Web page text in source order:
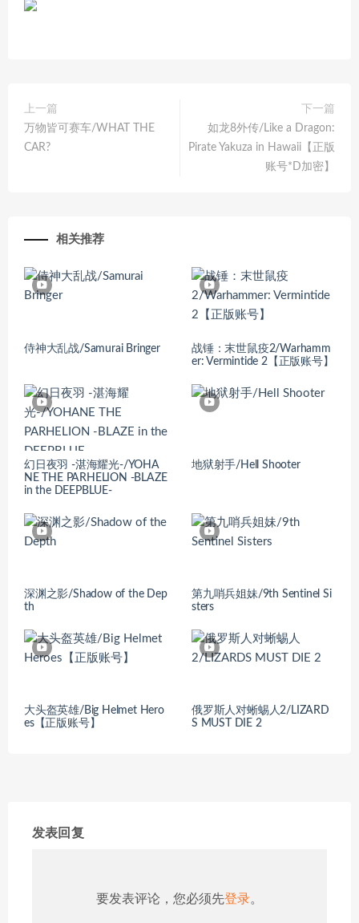
上一篇
万物皆可赛车/WHAT THE
CAR?
下一篇
如龙8外传/Like a Dragon:
Pirate Yakuza in Hawaii【正版
账号*D加密】
相关推荐
侍神大乱战/Samurai Bringer
战锤：末世鼠疫2/Warhamm
er: Vermintide 2【正版账号】
幻日夜羽 -湛海耀光-/YOHA
NE THE PARHELION -BLAZE
in the DEEPBLUE-
地狱射手/Hell Shooter
深渊之影/Shadow of the Dep
th
第九哨兵姐妹/9th Sentinel Si
sters
大头盔英雄/Big Helmet Hero
es【正版账号】
俄罗斯人对蜥蜴人2/LIZARD
S MUST DIE 2
发表回复
要发表评论，您必须先登录。